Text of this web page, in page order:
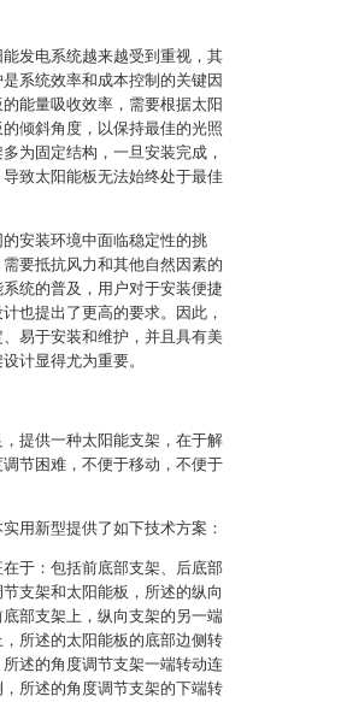
发电系统越来越受到重视，其
系统效率和成本控制的关键因
能量吸收效率，需要根据太阳
倾斜角度，以保持最佳的光照
为固定结构，一旦安装完成，
致太阳能板无法始终处于最佳
安装环境中面临稳定性的挑
要抵抗风力和其他自然因素的
统的普及，用户对于安装便捷
也提出了更高的要求。因此，
易于安装和维护，并且具有美
计显得尤为重要。
提供一种太阳能支架，在于解
节困难，不便于移动，不便于
用新型提供了如下技术方案：
于：包括前底部支架、后底部
支架和太阳能板，所述的纵向
部支架上，纵向支架的另一端
所述的太阳能板的底部边侧转
述的角度调节支架一端转动连
所述的角度调节支架的下端转